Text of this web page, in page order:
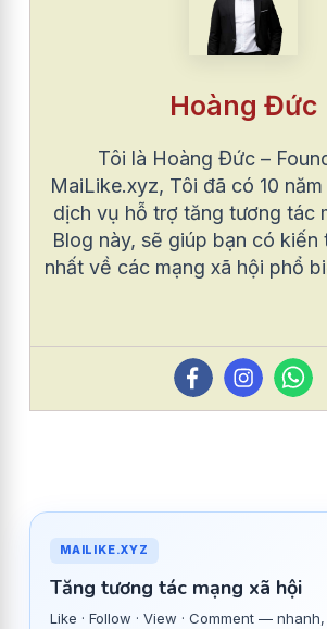
Hoàng Đức
Tôi là Hoàng Đức –
MaiLike.xyz, Tôi đã có 10
dịch vụ hỗ trợ tăng tương tác
Blog này, sẽ giúp bạn có kiến
nhất về các mạng xã hội phổ
MAILIKE.XYZ
Tăng tương tác mạng xã hội
Like · Follow · View · Comment —